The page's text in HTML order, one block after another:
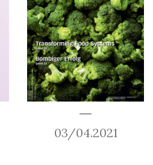
03/04.2021